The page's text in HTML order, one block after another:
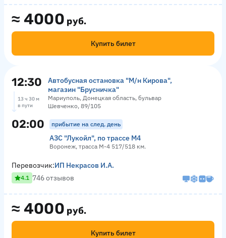
≈ 4000 руб.
Купить билет
12:30
Автобусная остановка "М/н Кирова",
магазин "Брусничка"
Мариуполь, Донецкая область, бульвар
Шевченко, 89/105
13 ч 30 м
в пути
02:00 прибытие на след. день
АЗС "Лукойл", по трассе М4
Воронеж, трасса М-4 517/518 км.
≈ 4000 руб.
Купить билет
Перевозчик:ИП Некрасов И.А.
4.1 746 отзывов